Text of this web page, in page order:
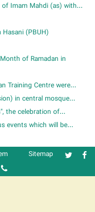
Imam Mahdi (as) with...
(PBUH)
of Ramadan in
Training Centre were...
in central mosque...
the celebration of...
events which will be...
Sitemap